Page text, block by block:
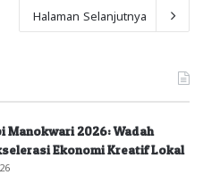
Halaman Selanjutnya
Manokwari 2026: Wadah
Ekonomi Kreatif Lokal